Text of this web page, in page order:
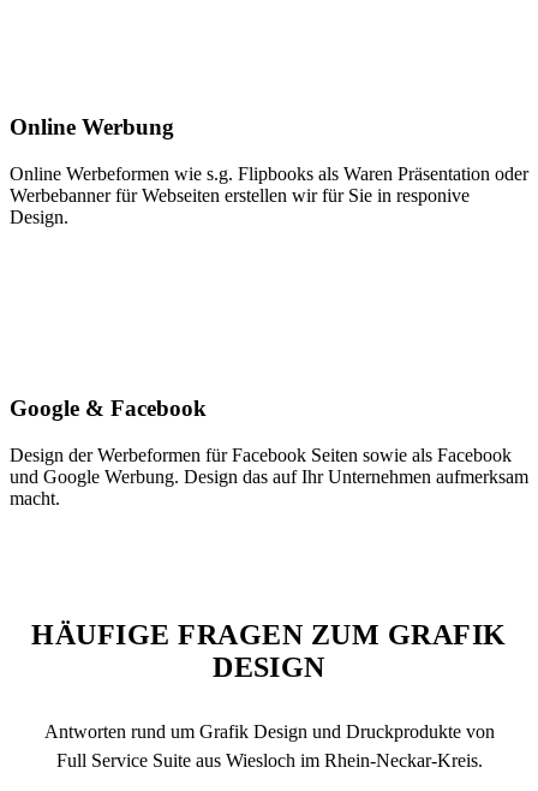
Online Werbung
Online Werbeformen wie s.g. Flipbooks als Waren Präsentation oder
Werbebanner für Webseiten erstellen wir für Sie in responive
Design.
Google & Facebook
Design der Werbeformen für Facebook Seiten sowie als Facebook
und Google Werbung. Design das auf Ihr Unternehmen aufmerksam
macht.
HÄUFIGE FRAGEN ZUM GRAFIK
DESIGN
Antworten rund um Grafik Design und Druckprodukte von
Full Service Suite aus Wiesloch im Rhein-Neckar-Kreis.